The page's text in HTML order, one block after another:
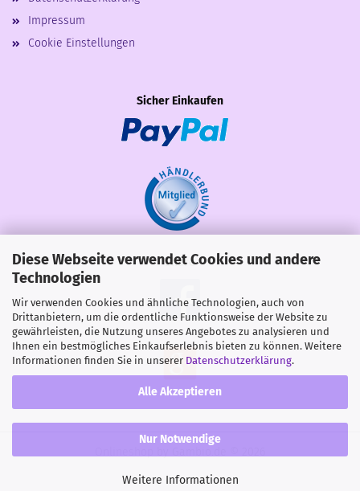
Diese Webseite verwendet Cookies und andere
Technologien
Wir verwenden Cookies und ähnliche Technologien, auch von
Drittanbietern, um die ordentliche Funktionsweise der Website zu
gewährleisten, die Nutzung unseres Angebotes zu analysieren und
Ihnen ein bestmögliches Einkaufserlebnis bieten zu können. Weitere
Informationen finden Sie in unserer Datenschutzerklärung.
Alle Akzeptieren
Nur Notwendige
Weitere Informationen
Impressum
Cookie Einstellungen
Sicher Einkaufen
Share